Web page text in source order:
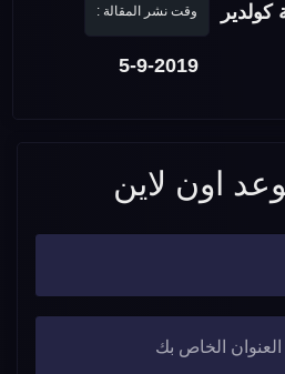
كولدير وقت نشر المقالة :
5-9-2019
اون لاين